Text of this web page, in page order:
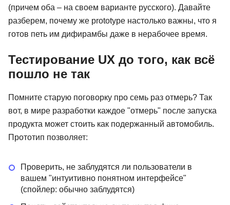
(причем оба – на своем варианте русского). Давайте
разберем, почему же prototype настолько важны, что я
готов петь им дифирамбы даже в нерабочее время.
Тестирование UX до того, как всё
пошло не так
Помните старую поговорку про семь раз отмерь? Так
вот, в мире разработки каждое "отмерь" после запуска
продукта может стоить как подержанный автомобиль.
Прототип позволяет:
Проверить, не заблудятся ли пользователи в
вашем "интуитивно понятном интерфейсе"
(спойлер: обычно заблудятся)